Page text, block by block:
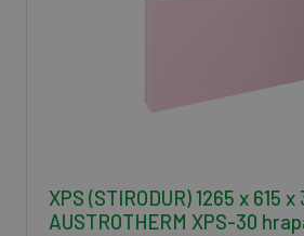
XPS (STIRODUR) 1265 x 615
AUSTROTHERM XPS-30